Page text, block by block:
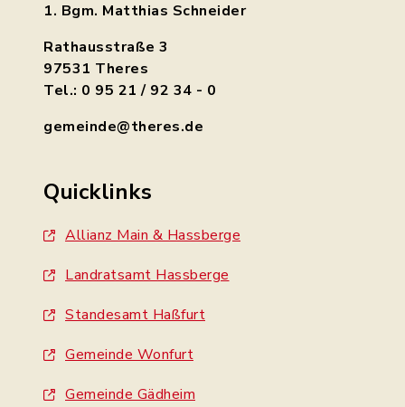
1. Bgm. Matthias Schneider
Rathausstraße 3
97531 Theres
Tel.: 0 95 21 / 92 34 - 0
gemeinde@theres.de
Quicklinks
Allianz Main & Hassberge
Landratsamt Hassberge
Standesamt Haßfurt
Gemeinde Wonfurt
Gemeinde Gädheim